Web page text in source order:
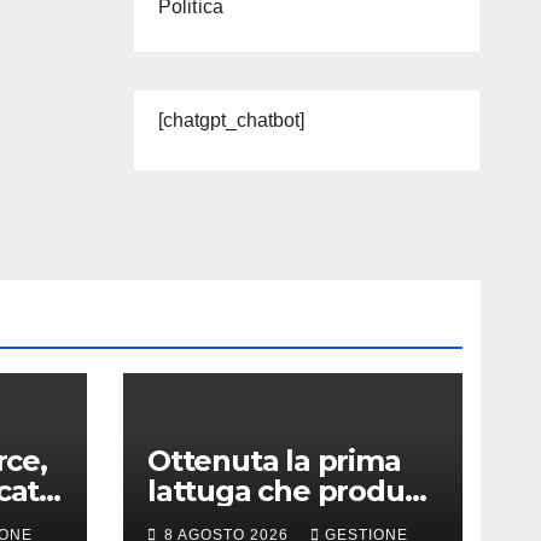
Politica
[chatgpt_chatbot]
Ottenuta la prima
lattuga che produce
una proteina chiave
8 AGOSTO 2026 GESTIONE